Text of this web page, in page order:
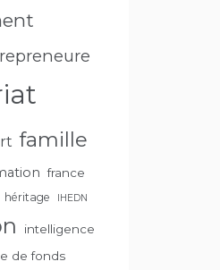
famille
france
héritage IHEDN
intelligence
de fonds